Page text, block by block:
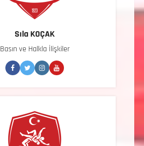
Sıla KOÇAK
Basın ve Halkla İlişkiler